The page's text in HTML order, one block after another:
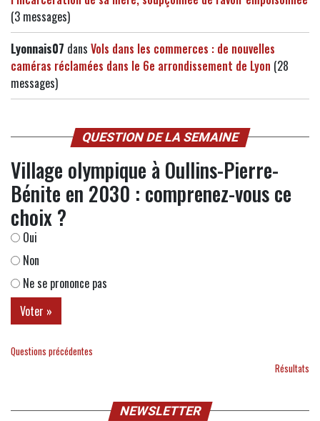
(3 messages)
Lyonnais07 dans Vols dans les commerces : de nouvelles
caméras réclamées dans le 6e arrondissement de Lyon (28
messages)
QUESTION DE LA SEMAINE
Village olympique à Oullins-Pierre-
Bénite en 2030 : comprenez-vous ce
choix ?
Oui
Non
Ne se prononce pas
Questions précédentes
Résultats
NEWSLETTER